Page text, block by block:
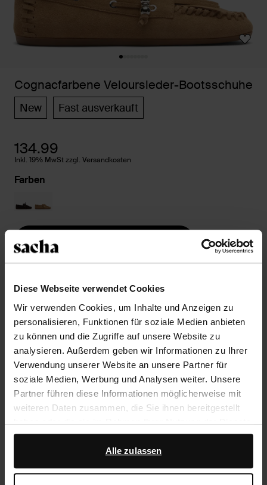
Diese Webseite verwendet Cookies
Wir verwenden Cookies, um Inhalte und Anzeigen zu
personalisieren, Funktionen für soziale Medien anbieten
zu können und die Zugriffe auf unsere Website zu
analysieren. Außerdem geben wir Informationen zu Ihrer
Verwendung unserer Website an unsere Partner für
soziale Medien, Werbung und Analysen weiter. Unsere
Partner führen diese Informationen möglicherweise mit
weiteren Daten zusammen, die Sie ihnen bereitgestellt
haben oder die sie im Rahmen Ihrer Nutzung der Dienste
gesammelt haben.
Darüber hinaus arbeiten wir mit Google zu Werbe- und
Alle zulassen
Cognacfarbene Veloursleder-Bootsschuhe
New Fast ausverkauft
134.99
Inkl. 19% MwSt zzgl. Versandkosten
Farben
Größe auswählen
Rechnungskauf
14 Tage Bedenkzeit
Produktbeschreibung
Cognacfarbene Veloursleder-Bootsschuhe der Marke
Sacha. Die Slipper haben Schnürsenkel und sind mit
verspielten Fransen und Perlen verziert. Die
Innenseite ist aus Leder gearbeitet. Als Schuhpflege
empfehlen wir das Carbon Pro-Spray der Marke